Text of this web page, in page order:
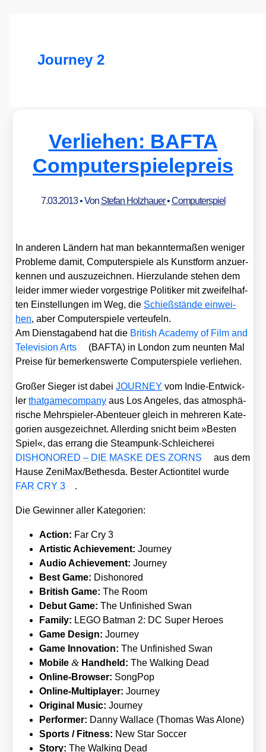
Journey 2
Verliehen: BAFTA
Computerspielepreis
7.03.2013• Von Stefan Holzhauer•Computerspiel
In ande­ren Län­dern hat man bekann­ter­ma­ßen weni­ger
Pro­ble­me damit, Com­pu­ter­spie­le als Kunst­form anzu­er­
ken­nen und aus­zu­zeich­nen. Hier­zu­lan­de ste­hen dem
lei­der immer wie­der vor­gest­ri­ge Poli­ti­ker mit zwei­fel­haf­
ten Ein­stel­lun­gen im Weg, die Schieß­stän­de ein­wei­
hen, aber Com­pu­ter­spie­le ver­teu­feln.
Am Diens­tag­abend hat die Bri­tish Aca­de­my of Film and
Tele­vi­si­on Arts
(BAFTA) in Lon­don zum neun­ten Mal
Prei­se für bemer­kens­wer­te Com­pu­ter­spie­le ver­lie­hen.
Gro­ßer Sie­ger ist dabeiJOURNEY vom Indie-Ent­wick­
lerthat­game­com­pa­ny aus Los Ange­les, das atmo­sphä­
ri­sche Mehr­spie­ler-Aben­teu­er gleich in meh­re­ren Kate­
go­rien aus­ge­zeich­net. Aller­ding snicht beim »Bes­ten
Spiel«, das errang die Steam­punk-Schlei­che­rei
DISHONORED – DIE MASKE DES ZORNS
aus dem
Hau­se ZeniMax/​Bethesda. Bes­ter Action­ti­tel wur­de
FAR CRY 3
.
Die Gewin­ner aller Kate­go­rien:
Action: Far Cry 3
Artis­tic Achie­ve­ment: Jour­ney
Audio Achie­ve­ment: Jour­ney
Best Game: Dis­ho­no­red
Bri­tish Game: The Room
Debut Game: The Unfi­nis­hed Swan
Fami­ly: LEGO Bat­man 2: DC Super Heroes
Game Design: Jour­ney
Game Inno­va­ti­on: The Unfi­nis­hed Swan
Mobi­le& Hand­held: The Wal­king Dead
Online-Brow­ser: Song­Pop
Online-Mul­ti­play­er: Jour­ney
Ori­gi­nal Music: Jour­ney
Per­for­mer: Dan­ny Wal­lace (Tho­mas Was Alo­ne)
Sports /​ Fit­ness: New Star Soc­cer
Sto­ry: The Wal­king Dead